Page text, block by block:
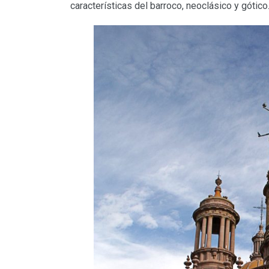
características del barroco, neoclásico y gótico.